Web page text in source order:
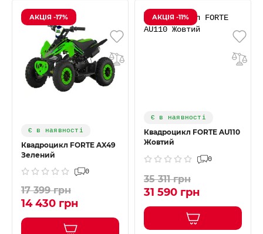
АКЦІЯ -17%
Є в наявності
Квадроцикл FORTE AX49
Зелений
0
17 399 грн
14 430 грн
АКЦІЯ -11%
Є в наявності
Квадроцикл FORTE AU110
Жовтий
0
35 311 грн
31 590 грн